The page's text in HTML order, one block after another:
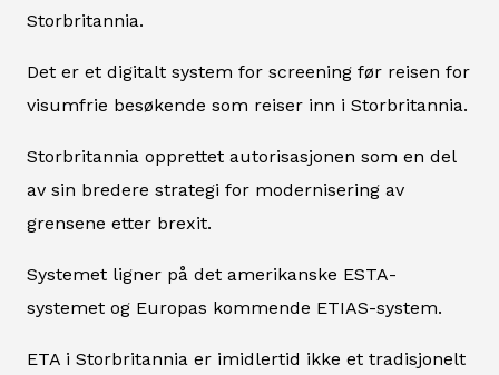
Storbritannia.
Det er et digitalt system for screening før reisen for
visumfrie besøkende som reiser inn i Storbritannia.
Storbritannia opprettet autorisasjonen som en del
av sin bredere strategi for modernisering av
grensene etter brexit.
Systemet ligner på det amerikanske ESTA-
systemet og Europas kommende ETIAS-system.
ETA i Storbritannia er imidlertid ikke et tradisjonelt